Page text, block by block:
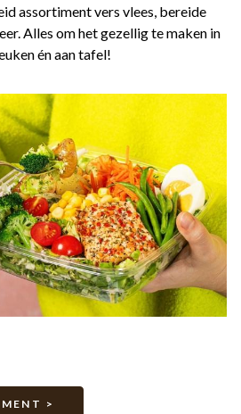
assortiment vers vlees, bereide
Alles om het gezellig te maken in
én aan tafel!
>